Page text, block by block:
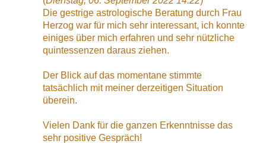
Die gestrige astrologische Beratung durch Frau
Herzog war für mich sehr interessant, ich konnte
einiges über mich erfahren und sehr nützliche
quintessenzen daraus ziehen.
Der Blick auf das momentane stimmte
tatsächlich mit meiner derzeitigen Situation
überein.
Vielen Dank für die ganzen Erkenntnisse das
sehr positive Gespräch!